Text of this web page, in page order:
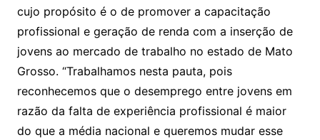
cujo propósito é o de promover a capacitação
profissional e geração de renda com a inserção de
jovens ao mercado de trabalho no estado de Mato
Grosso. “Trabalhamos nesta pauta, pois
reconhecemos que o desemprego entre jovens em
razão da falta de experiência profissional é maior
do que a média nacional e queremos mudar esse